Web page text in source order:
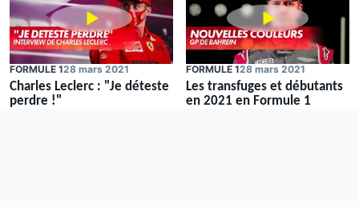
FORMULE 128 mars 2021
Charles Leclerc : "Je déteste
perdre !"
FORMULE 128 mars 2021
Les transfuges et débutants
en 2021 en Formule 1